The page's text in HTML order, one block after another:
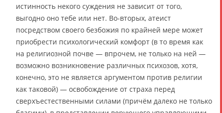
истинность некого суждения не зависит от того,
выгодно оно тебе или нет. Во-вторых, атеист
посредством своего безбожия по крайней мере может
приобрести психологический комфорт (в то время как
на религиозной почве — впрочем, не только на ней —
возможно возникновение различных психозов, хотя,
конечно, это не является аргументом против религии
как таковой) — освобождение от страха перед
сверхъестественными силами (причём далеко не только